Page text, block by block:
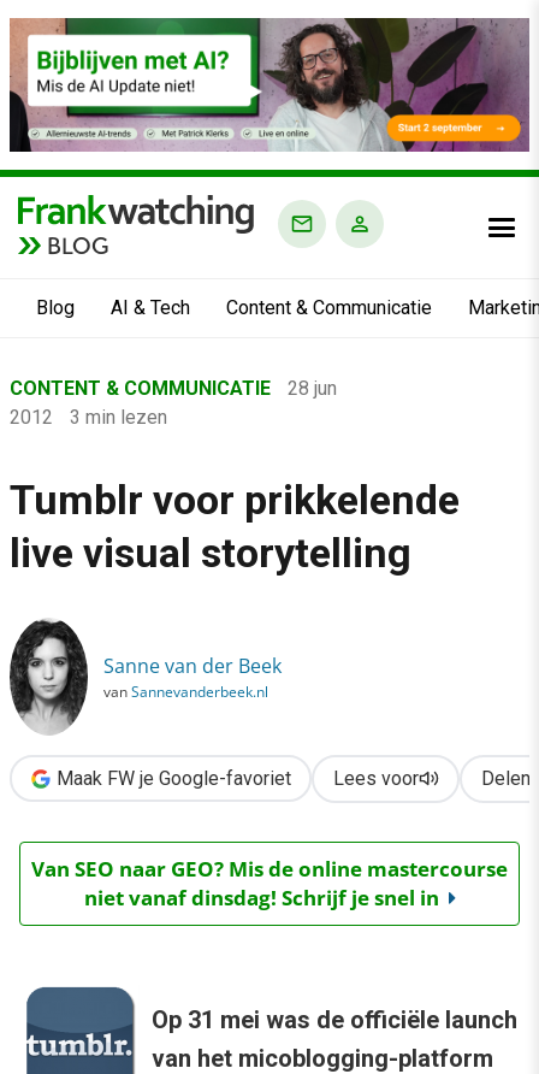
BLOG
Blog AI & Tech Content & Communicatie
›
Content &
Communicatie
Tumblr voor
prikkelende
live visual
storytelling
CONTENT & COMMUNICATIE
28 jun
2012
3 min lezen
Tumblr voor prikkelende
live visual storytelling
Sanne van der Beek
vanSannevanderbeek.nl
Maak FW je Google-favoriet Lees voor Delen
Van SEO naar GEO? Mis de online mastercourse
niet vanaf dinsdag! Schrijf je snel in
Op 31 mei was de officiële launch
van het micoblogging-platform